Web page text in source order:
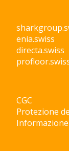
enia.swiss
directa.swiss
CGC
Protezione